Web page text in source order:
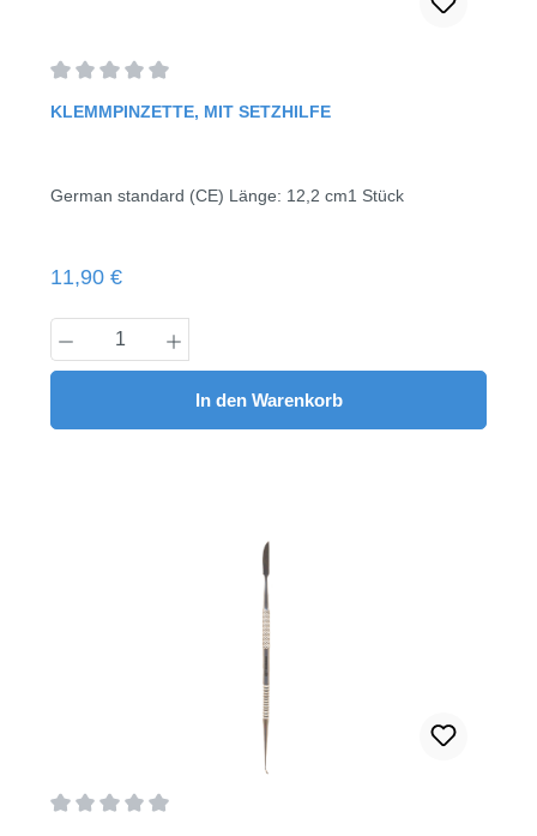
Durchschnittliche Bewertung von 0 von 5 Sternen
KLEMMPINZETTE, MIT SETZHILFE
German standard (CE) Länge: 12,2 cm1 Stück
Regulärer Preis:
11,90 €
Produkt Anzahl: Gib den gewünschten
In den Warenkorb